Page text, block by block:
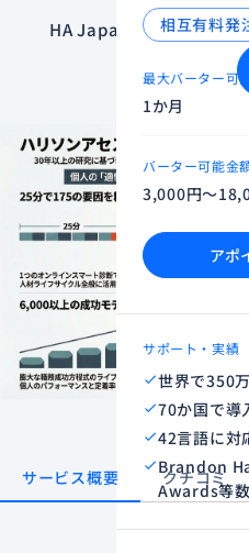
HA Japan
サービス概要 クチコミ
相互有料発
最大バーター可
1か月
バーター可能金
3,000円～
アポ
サポート・実績
世界で350
70か国で導
42言語に対
Brandon
Awards等